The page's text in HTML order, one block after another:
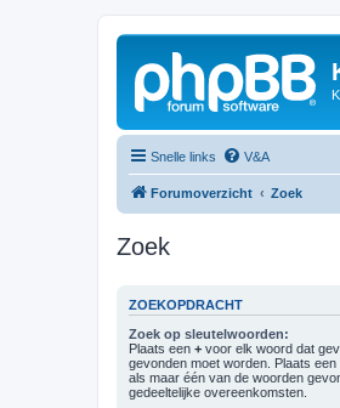
Snelle links V&A
Forumoverzicht Zoek
Zoek
ZOEKOPDRACHT
Zoek op sleutelwoorden:
Plaats een + voor elk woord dat
gevonden moet worden. Plaats
als maar één van de woorden
gedeeltelijke overeenkomsten.